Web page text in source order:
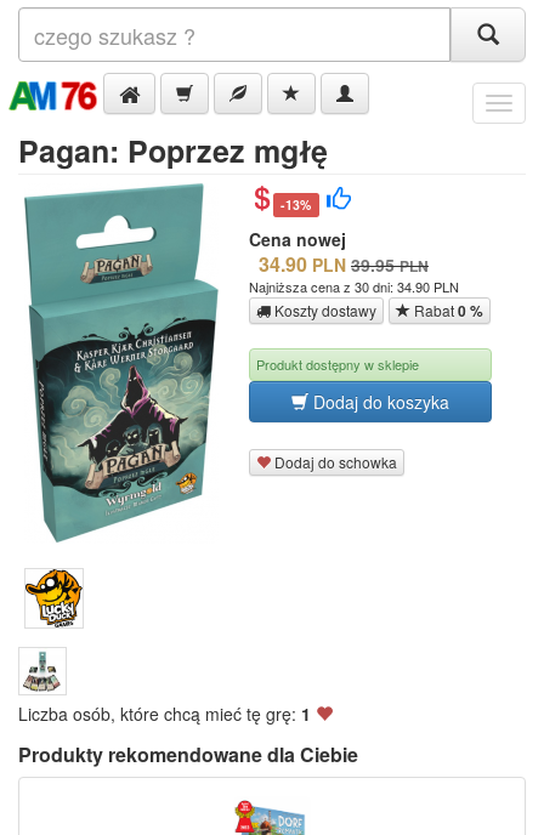
Menu
Pagan: Poprzez mgłę
-13%
Cena nowej
34.90 PLN 39.95 PLN
Najniższa cena z 30 dni: 34.90 PLN
Koszty dostawy Rabat0 %
Produkt dostępny w sklepie
Dodaj do koszyka
Dodaj do schowka
Liczba osób, które chcą mieć tę grę: 1
Produkty rekomendowane dla Ciebie